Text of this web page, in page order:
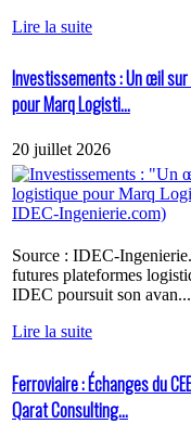
Lire la suite
Investissements : Un œil
pour Marq Logisti...
20 juillet 2026
Source : IDEC-
futures plateformes
IDEC poursuit son avan...
Lire la suite
Ferroviaire : Échanges du
Qarat Consulting...